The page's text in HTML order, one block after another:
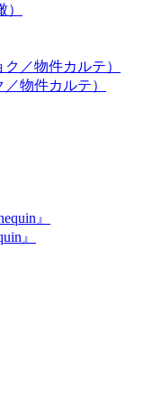
物件カルテ）
』